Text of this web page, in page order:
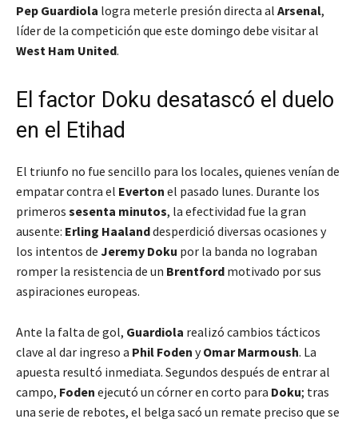
Pep Guardiola logra meterle presión directa al Arsenal,
líder de la competición que este domingo debe visitar al
West Ham United.
El factor Doku desatascó el duelo
en el Etihad
El triunfo no fue sencillo para los locales, quienes venían de
empatar contra el Everton el pasado lunes. Durante los
primeros sesenta minutos, la efectividad fue la gran
ausente: Erling Haalanddesperdició diversas ocasiones y
los intentos de Jeremy Doku por la banda no lograban
romper la resistencia de un Brentford motivado por sus
aspiraciones europeas.
Ante la falta de gol, Guardiola realizó cambios tácticos
clave al dar ingreso a Phil Foden yOmar Marmoush. La
apuesta resultó inmediata. Segundos después de entrar al
campo, Foden ejecutó un córner en corto para Doku; tras
una serie de rebotes, el belga sacó un remate preciso que se